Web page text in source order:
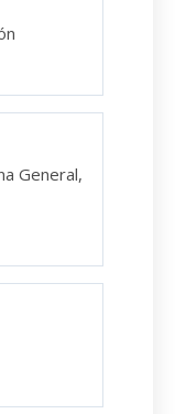
General,